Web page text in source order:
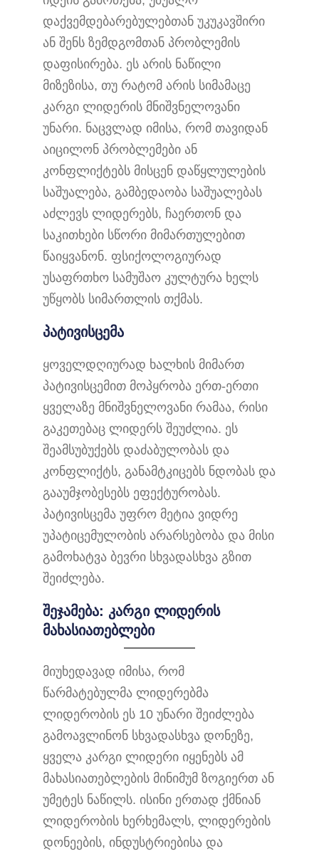
დაქვემდებარებულებთან უკუკავშირი
ან შენს ზემდგომთან პრობლემის
დაფისირება. ეს არის ნაწილი
მიზეზისა, თუ რატომ არის სიმამაცე
კარგი ლიდერის მნიშვნელოვანი
უნარი. ნაცვლად იმისა, რომ თავიდან
აიცილონ პრობლემები ან
კონფლიქტებს მისცენ დაწყლულების
საშუალება, გამბედაობა საშუალებას
აძლევს ლიდერებს, ჩაერთონ და
საკითხები სწორი მიმართულებით
წაიყვანონ. ფსიქოლოგიურად
უსაფრთხო სამუშაო კულტურა ხელს
უწყობს სიმართლის თქმას.
პატივისცემა
ყოველდღიურად ხალხის მიმართ
პატივისცემით მოპყრობა ერთ-ერთი
ყველაზე მნიშვნელოვანი რამაა, რისი
გაკეთებაც ლიდერს შეუძლია. ეს
შეამსუბუქებს დაძაბულობას და
კონფლიქტს, განამტკიცებს ნდობას და
გააუმჯობესებს ეფექტურობას.
პატივისცემა უფრო მეტია ვიდრე
უპატიცემულობის არარსებობა და მისი
გამოხატვა ბევრი სხვადასხვა გზით
შეიძლება.
შეჯამება: კარგი ლიდერის
მახასიათებლები
მიუხედავად იმისა, რომ
წარმატებულმა ლიდერებმა
ლიდერობის ეს 10 უნარი შეიძლება
გამოავლინონ სხვადასხვა დონეზე,
ყველა კარგი ლიდერი იყენებს ამ
მახასიათებლების მინიმუმ ზოგიერთ ან
უმეტეს ნაწილს. ისინი ერთად ქმნიან
ლიდერობის ხერხემალს, ლიდერების
დონეების, ინდუსტრიებისა და